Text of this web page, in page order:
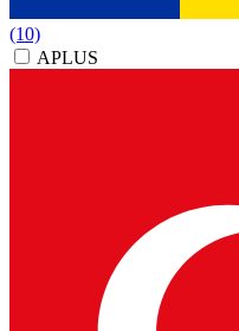
(10)
APLUS